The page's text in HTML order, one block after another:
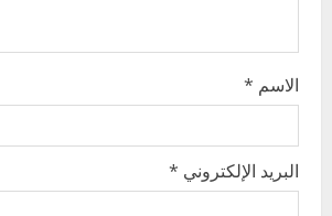
الاسم *
البريد الإلكتروني *